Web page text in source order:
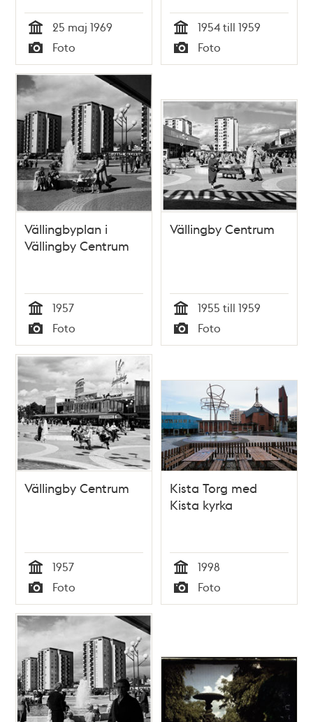
Tid
25 maj 1969
Typ
Foto Tid
1954 till 1959
Typ
Foto
Vällingbyplan i
Vällingby Centrum
Tid
1957
Typ
Foto
Vällingby Centrum
Tid
1955 till 1959
Typ
Foto
Vällingby Centrum
Tid
1957
Typ
Foto
Kista Torg med
Kista kyrka
Tid
1998
Typ
Foto